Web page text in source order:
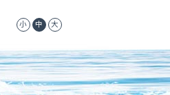
小 中 大